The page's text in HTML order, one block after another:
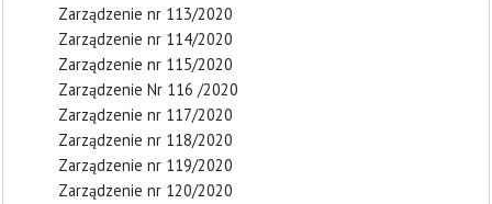
Zarządzenie nr 113/2020
Zarządzenie nr 114/2020
Zarządzenie nr 115/2020
Zarządzenie Nr 116 /2020
Zarządzenie nr 117/2020
Zarządzenie nr 118/2020
Zarządzenie nr 119/2020
Zarządzenie nr 120/2020